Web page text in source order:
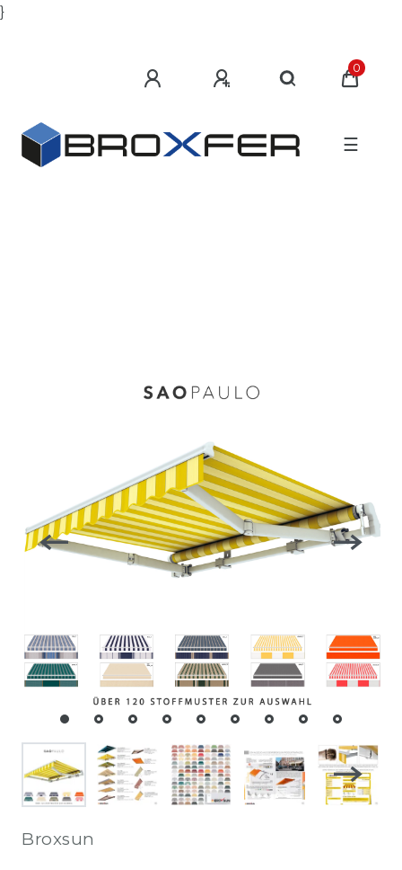
}
0
☰
Broxsun